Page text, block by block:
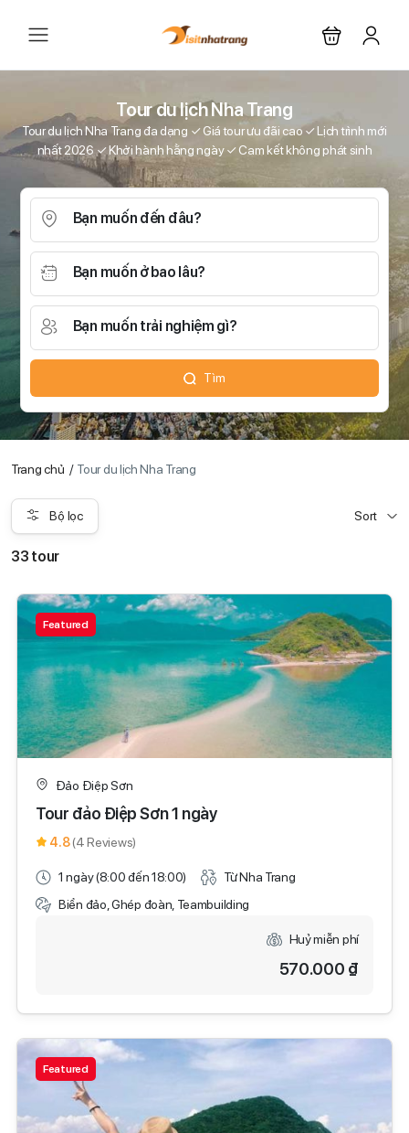
Tour du lịch Nha Trang
Tour du lịch Nha Trang đa dạng ✓ Giá tour ưu đãi cao ✓ Lịch trình mới
nhất 2026 ✓ Khởi hành hằng ngày ✓ Cam kết không phát sinh
Bạn muốn đến đâu?
Bạn muốn ở bao lâu?
Bạn muốn trải nghiệm gì?
Tìm
Trang chủ Tour du lịch Nha Trang
Bộ lọc Sort
33 tour
Featured
Đảo Điệp Sơn
Tour đảo Điệp Sơn 1 ngày
4.8(4 Reviews)
1 ngày (8:00 đến 18:00)
Từ Nha Trang
Biển đảo, Ghép đoàn, Teambuilding
Huỷ miễn phí
570.000 ₫
Featured